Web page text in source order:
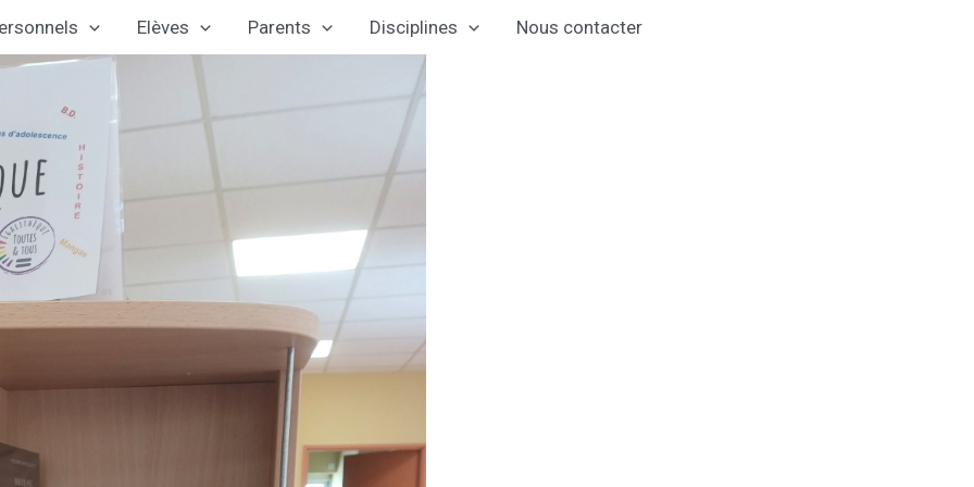
Elèves Parents Disciplines Nous contacter